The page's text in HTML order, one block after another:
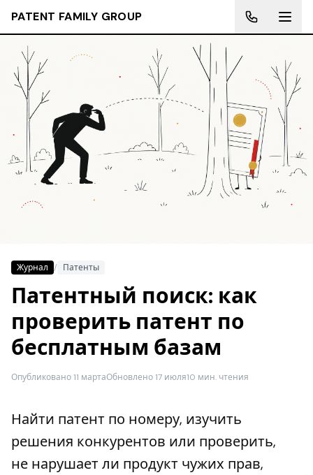
PATENT FAMILY GROUP
Журнал / Патенты
Патентный поиск: как
проверить патент по
бесплатным базам
Опубликовано 11 мартаОбновлено 17 июля10 мин. чтения
Найти патент по номеру, изучить
решения конкурентов или проверить,
не нарушает ли продукт чужих прав,